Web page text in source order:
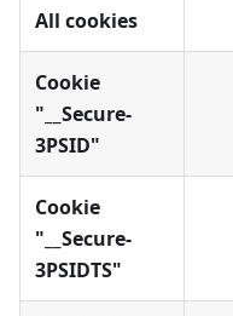
All cookies
Cookie
"__Secure-
3PSID"
Cookie
"__Secure-
3PSIDTS"